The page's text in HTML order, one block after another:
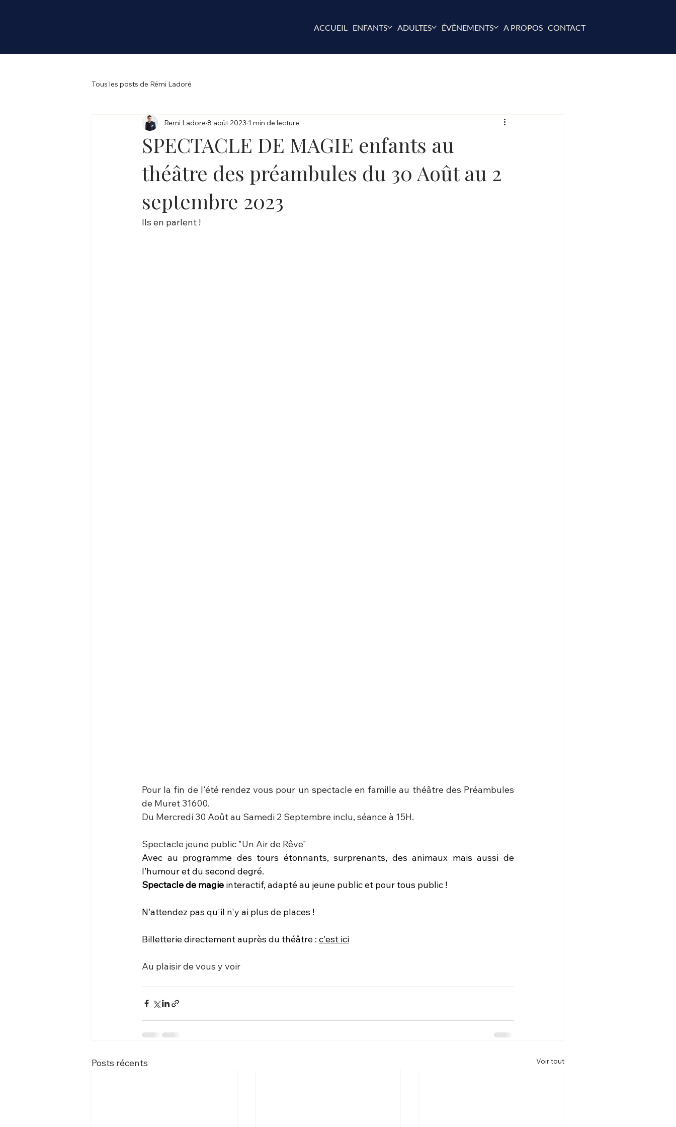
ACCUEIL ENFANTS ADULTES ÉVÈNEMENTS A PROPOS CONTACT
Tous les posts de Rémi Ladoré
SPECTACLE DE MAGIE enfants au
théâtre des préambules du 30 Août au 2
septembre 2023
Remi Ladore 8 août 2023 1 min de lecture
Ils en parlent !
Pour la fin de l'été rendez vous pour un spectacle en famille au théâtre des Préambules
de Muret 31600.
Du Mercredi 30 Août au Samedi 2 Septembre inclu, séance à 15H.
Spectacle jeune public "Un Air de Rêve"
Avec au programme des tours étonnants, surprenants, des animaux mais aussi de
l’humour et du second degré.
Spectacle de magie interactif, adapté au jeune public et pour tous public !
N'attendez pas qu'il n'y ai plus de places !
Billetterie directement auprès du théâtre : c'est ici
Au plaisir de vous y voir
Posts récents Voir tout